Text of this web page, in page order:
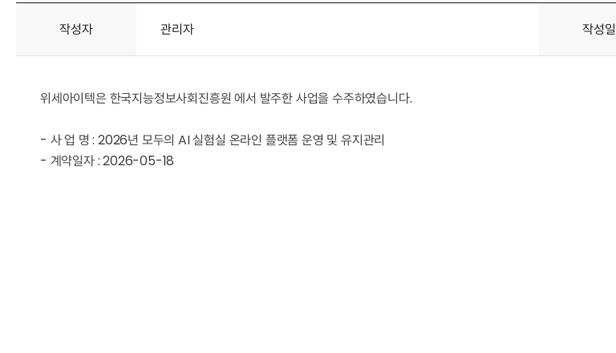
작성자 관리자 작성일
위세아이텍은 한국지능정보사회진흥원 에서 발주한 사업을 수주하였습니다.
- 사 업 명 : 2026년 모두의 AI 실험실 온라인 플랫폼 운영 및 유지관리
- 계약일자 : 2026-05-18